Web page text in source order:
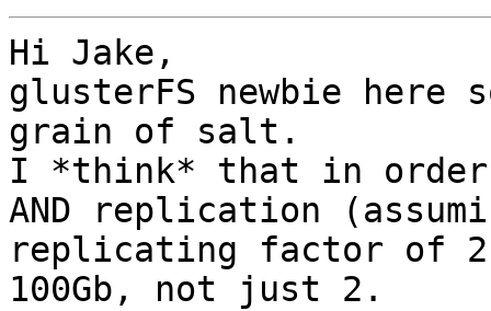
Hi Jake,
glusterFS newbie here
grain of salt.
I *think* that in order
AND replication
replicating factor of
100Gb, not just 2.